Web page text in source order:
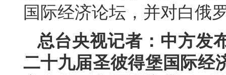
国际经济论坛，并对白俄
总台央视记者：中方发
二十九届圣彼得堡国际经